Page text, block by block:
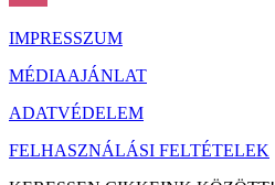
IMPRESSZUM
MÉDIAAJÁNLAT
ADATVÉDELEM
FELHASZNÁLÁSI FELTÉTELEK